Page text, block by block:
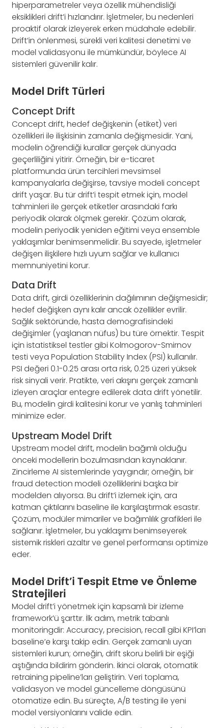
hiperparametreler veya özellik mühendisliği
eksiklikleri drift’i hızlandırır. İşletmeler, bu nedenleri
proaktif olarak izleyerek erken müdahale edebilir.
Drift’in önlenmesi, sürekli veri kalitesi denetimi ve
model validasyonu ile mümkündür, böylece AI
sistemleri güvenilir kalır.
Model Drift Türleri
Concept Drift
Concept drift, hedef değişkenin (etiket) veri
özellikleri ile ilişkisinin zamanla değişmesidir. Yani,
modelin öğrendiği kurallar gerçek dünyada
geçerliliğini yitirir. Örneğin, bir e-ticaret
platformunda ürün tercihleri mevsimsel
kampanyalarla değişirse, tavsiye modeli concept
drift yaşar. Bu tür drift’i tespit etmek için, model
tahminleri ile gerçek etiketler arasındaki farkı
periyodik olarak ölçmek gerekir. Çözüm olarak,
modelin periyodik yeniden eğitimi veya ensemble
yaklaşımlar benimsenmelidir. Bu sayede, işletmeler
değişen ilişkilere hızlı uyum sağlar ve kullanıcı
memnuniyetini korur.
Data Drift
Data drift, girdi özelliklerinin dağılımının değişmesidir;
hedef değişken aynı kalır ancak özellikler evrilir.
Sağlık sektöründe, hasta demografisindeki
değişimler (yaşlanan nüfus) bu türe örnektir. Tespit
için istatistiksel testler gibi Kolmogorov-Smirnov
testi veya Population Stability Index (PSI) kullanılır.
PSI değeri 0.1-0.25 arası orta risk, 0.25 üzeri yüksek
risk sinyali verir. Pratikte, veri akışını gerçek zamanlı
izleyen araçlar entegre edilerek data drift yönetilir.
Bu, modelin girdi kalitesini korur ve yanlış tahminleri
minimize eder.
Upstream Model Drift
Upstream model drift, modelin bağımlı olduğu
önceki modellerin bozulmasından kaynaklanır.
Zincirleme AI sistemlerinde yaygındır; örneğin, bir
fraud detection modeli özelliklerini başka bir
modelden alıyorsa. Bu drift’i izlemek için, ara
katman çıktılarını baseline ile karşılaştırmak esastır.
Çözüm, modüler mimariler ve bağımlılık grafikleri ile
sağlanır. İşletmeler, bu yaklaşımı benimseyerek
sistemik riskleri azaltır ve genel performansı optimize
eder.
Model Drift’i Tespit Etme ve Önleme
Stratejileri
Model drift’i yönetmek için kapsamlı bir izleme
framework’ü şarttır. İlk adım, metrik tabanlı
monitoringdir: Accuracy, precision, recall gibi KPI’ları
baseline’e karşı takip edin. Gerçek zamanlı uyarı
sistemleri kurun; örneğin, drift skoru belirli bir eşiği
aştığında bildirim gönderin. İkinci olarak, otomatik
retraining pipeline’ları geliştirin. Veri toplama,
validasyon ve model güncelleme döngüsünü
otomatize edin. Bu süreçte, A/B testing ile yeni
model versiyonlarını valide edin.